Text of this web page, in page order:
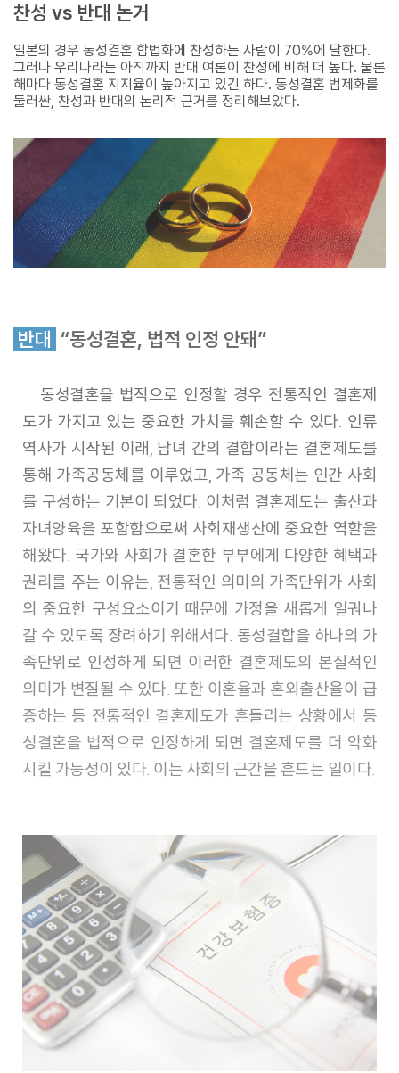
찬성 vs 반대 논거
일본의 경우 동성결혼 합법화에 찬성하는 사람이 70%에 달한다.
그러나 우리나라는 아직까지 반대 여론이 찬성에 비해 더 높다. 물론
해마다 동성결혼 지지율이 높아지고 있긴 하다. 동성결혼 법제화를
둘러싼, 찬성과 반대의 논리적 근거를 정리해보았다.
반대 “동성결혼, 법적 인정 안돼”
동성결혼을 법적으로 인정할 경우 전통적인 결혼제
도가 가지고 있는 중요한 가치를 훼손할 수 있다. 인류
역사가 시작된 이래, 남녀 간의 결합이라는 결혼제도를
통해 가족공동체를 이루었고, 가족 공동체는 인간 사회
를 구성하는 기본이 되었다. 이처럼 결혼제도는 출산과
자녀양육을 포함함으로써 사회재생산에 중요한 역할을
해왔다. 국가와 사회가 결혼한 부부에게 다양한 혜택과
권리를 주는 이유는, 전통적인 의미의 가족단위가 사회
의 중요한 구성요소이기 때문에 가정을 새롭게 일궈나
갈 수 있도록 장려하기 위해서다. 동성결합을 하나의 가
족단위로 인정하게 되면 이러한 결혼제도의 본질적인
의미가 변질될 수 있다. 또한 이혼율과 혼외출산율이 급
증하는 등 전통적인 결혼제도가 흔들리는 상황에서 동
성결혼을 법적으로 인정하게 되면 결혼제도를 더 악화
시킬 가능성이 있다. 이는 사회의 근간을 흔드는 일이다.